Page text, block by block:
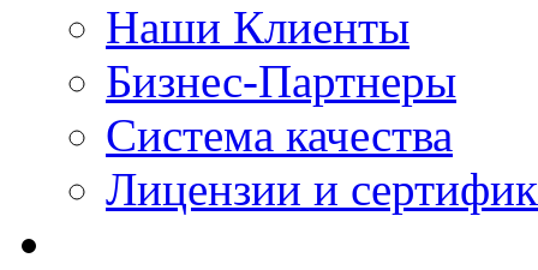
Наши Клиенты
Бизнес-Партнеры
Система качества
Лицензии и